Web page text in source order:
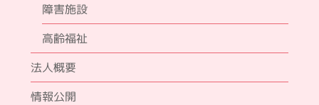
障害施設
高齢福祉
法人概要
情報公開